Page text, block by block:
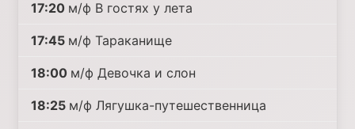
17:20 м/ф В гостях у лета
17:45 м/ф Тараканище
18:00 м/ф Девочка и слон
18:25 м/ф Лягушка-путешественница